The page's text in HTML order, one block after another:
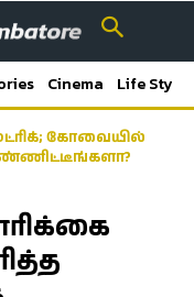
Cinema Life Style
கோவையில்
பண்ணிட்டீங்களா?